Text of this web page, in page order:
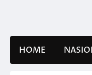
HOME